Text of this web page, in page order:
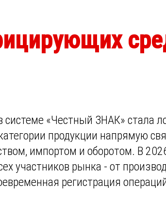
«Честный ЗНАК» стала
продукции напрямую
импортом и оборотом. В
участников рынка - от
регистрация